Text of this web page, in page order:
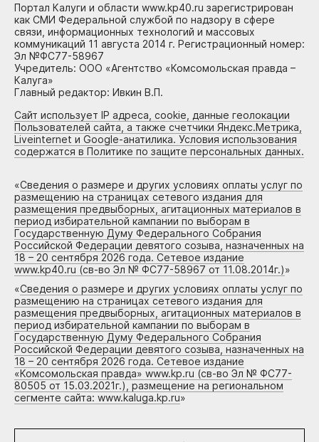
Портал Калуги и области www.kp40.ru зарегистрирован
как СМИ Федеральной службой по надзору в сфере
связи, информационных технологий и массовых
коммуникаций 11 августа 2014 г. Регистрационный номер:
Эл №ФС77-58967
Учредитель: ООО «Агентство «Комсомольская правда –
Калуга»
Главный редактор: Ивкин В.П.
Сайт использует IP адреса, cookie, данные геолокации
Пользователей сайта, а также счетчики Яндекс.Метрика,
Liveinternet и Google-анатилика. Условия использования
содержатся в Политике по защите персональных данных.
«Сведения о размере и других условиях оплаты услуг по
размещению на страницах сетевого издания для
размещения предвыборных, агитационных материалов в
период избирательной кампании по выборам в
Государственную Думу Федерального Собрания
Российской Федерации девятого созыва, назначенных на
18 – 20 сентября 2026 года. Сетевое издание
www.kp40.ru (св-во Эл № ФС77-58967 от 11.08.2014г.)»
«Сведения о размере и других условиях оплаты услуг по
размещению на страницах сетевого издания для
размещения предвыборных, агитационных материалов в
период избирательной кампании по выборам в
Государственную Думу Федерального Собрания
Российской Федерации девятого созыва, назначенных на
18 – 20 сентября 2026 года. Сетевое издание
«Комсомольская правда» www.kp.ru (св-во Эл № ФС77-
80505 от 15.03.2021г.), размещение на региональном
сегменте сайта: www.kaluga.kp.ru»